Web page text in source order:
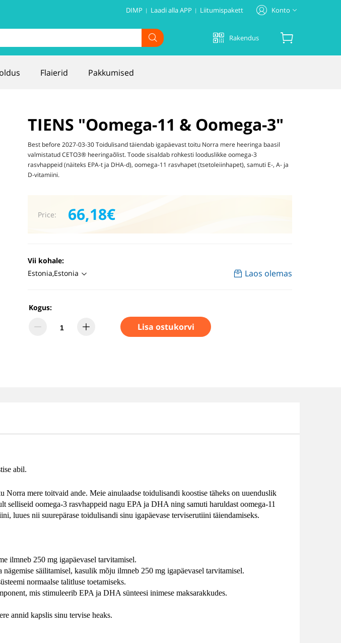
DIMP | Laadi alla APP | Liitumispakett Konto
Tere tulemast Tiensi!
Rakendus
Flaierid Pakkumised
TIENS "Oomega-11 & Oomega-3"
Best before 2027-03-30 Toidulisand täiendab igapäevast toitu Norra mere heeringa baasil
valmistatud CETO3® heeringaõlist. Toode sisaldab rohkesti looduslikke oomega-3
rasvhappeid (näiteks EPA-t ja DHA-d), oomega-11 rasvhapet (tsetoleiinhapet), samuti E-, A- ja
D-vitamiini.
Price: 66,18€
Vii kohale:
Estonia,Estonia
Laos olemas
Kogus:
Lisa ostukorvi
abil.
mere toitvaid ande. Meie ainulaadse toidulisandi koostise täheks on uuenduslik
oomega-3 rasvhappeid nagu EPA ja DHA ning samuti haruldast oomega-11
luues nii suurepärase toidulisandi sinu igapäevase terviserutiini täiendamiseks.
ilmneb 250 mg igapäevasel tarvitamisel.
säilitamisel, kasulik mõju ilmneb 250 mg igapäevasel tarvitamisel.
normaalse talitluse toetamiseks.
mis stimuleerib EPA ja DHA sünteesi inimese maksarakkudes.
annid kapslis sinu tervise heaks.